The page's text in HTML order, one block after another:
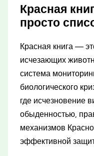
Красная
просто
Красная книга —
исчезающих
система
биологического
где исчезновение
обыденностью,
механизмов
эффективной